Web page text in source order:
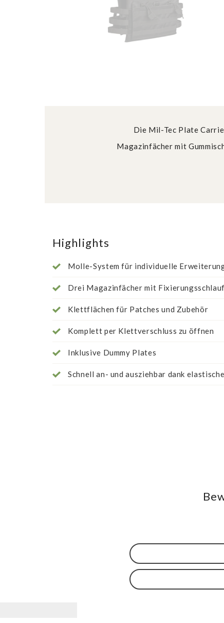
Die Mil-Tec Plate
Magazinfächer mit
Highlights
Molle-System für individuelle
Drei Magazinfächer mit
Klettflächen für Patches und Zubehör
Komplett per Klettverschluss zu öffnen
Inklusive Dummy Plates
Schnell an- und ausziehbar dank